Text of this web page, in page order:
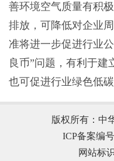
善环境空气质量有积
排放，可降低对企业
准将进一步促进行业
良币”问题，有利于建
也可促进行业绿色低
版权所有：中
ICP备案编
网站标